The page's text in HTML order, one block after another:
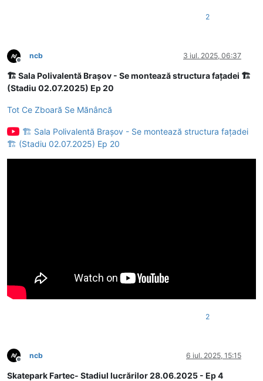
2
Deconectat
ncb 3 iul. 2025, 06:37
🏗 Sala Polivalentă Brașov - Se montează structura fațadei 🏗
(Stadiu 02.07.2025) Ep 20
Tot Ce Zboară Se Mănâncă
🏗 Sala Polivalentă Brașov - Se montează structura fațadei
🏗 (Stadiu 02.07.2025) Ep 20
2
Deconectat
ncb 6 iul. 2025, 15:15
Skatepark Fartec- Stadiul lucrărilor 28.06.2025 - Ep 4